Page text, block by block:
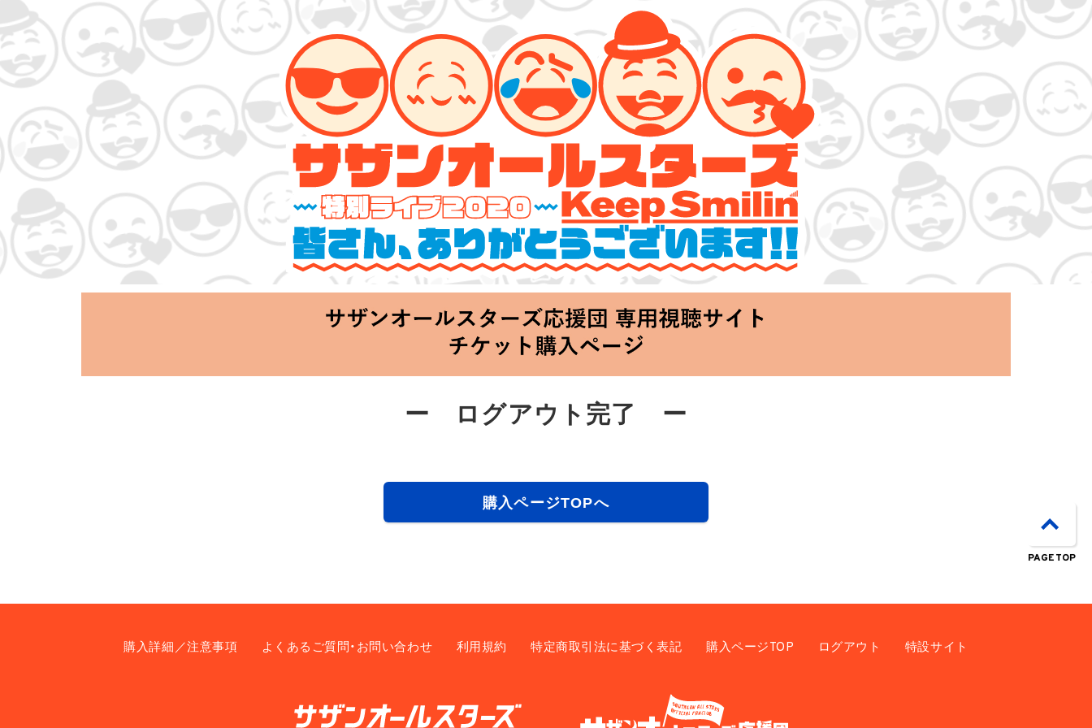
サザンオールスターズ 特別ライブ 2020
「Keep Smilin’～皆さん、ありがとうございます!!～」
2020.06.25 Thu 20:00 Start at 横浜アリーナ
ー ログアウト完了 ー
購入ページTOPへ
購入詳細／注意事項 よくあるご質問・お問い合わせ 利用規約 特定商取引法に基づく表記 購入ページTOP ログアウト 特設サイト
PAGE TOP